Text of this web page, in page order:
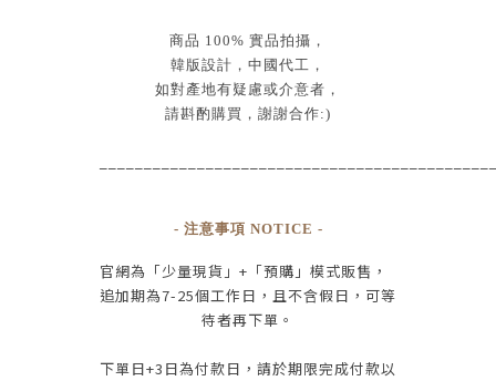
商品 100% 實品拍攝 ，
韓版設計，中國代工 ，
如對產地有疑慮或介意者，
請斟酌購買， 謝謝合作:)
- 注意事項 NOTICE -
官網為 「少量現貨」+ 「預購」模式販售，
追加期為7-25個工作日 ，且不含假日 ， 可等
待者再下單 。
下單日+3 日為付款日，請於期限完成付款以